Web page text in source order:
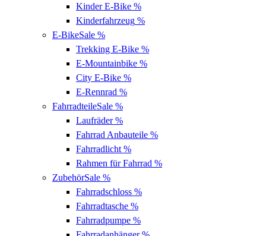
Kinder E-Bike %
Kinderfahrzeug %
E-BikeSale %
Trekking E-Bike %
E-Mountainbike %
City E-Bike %
E-Rennrad %
FahrradteileSale %
Laufräder%
Fahrrad Anbauteile %
Fahrradlicht %
Rahmen für Fahrrad %
ZubehörSale %
Fahrradschloss %
Fahrradtasche %
Fahrradpumpe %